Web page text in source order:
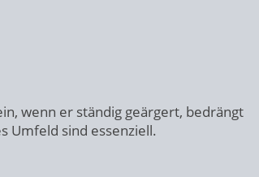
wenn er ständig geärgert, bedrängt
Umfeld sind essenziell.